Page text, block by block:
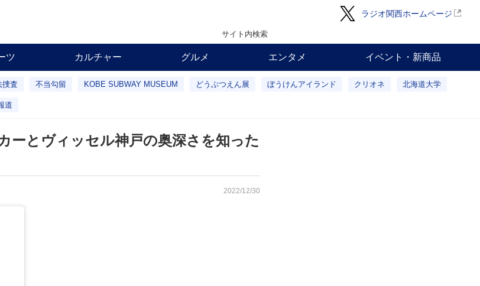
ラジオ関西ホームページ
サイト内検索
ツ カルチャー グルメ エンタメ イベント・新商品
捜査 不当勾留 KOBE SUBWAY MUSEUM どうぶつえん展 ぼうけんアイランド クリオネ 北海道大学
道
とヴィッセル神戸の奥深さを知った
2022/12/30